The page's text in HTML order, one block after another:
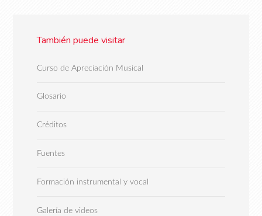
También puede visitar
Curso de Apreciación Musical
Glosario
Créditos
Fuentes
Formación instrumental y vocal
Galería de videos